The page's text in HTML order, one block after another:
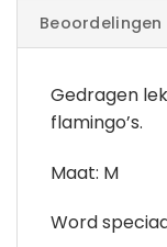
Gedragen
flamingo’s.
Maat: M
Word